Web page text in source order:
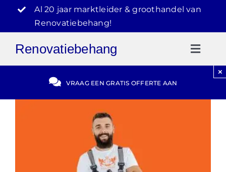
inhoud
Al 20 jaar marktleider & groothandel van
Renovatiebehang!
Renovatiebehang
Gratis Offerte
VRAAG EEN GRATIS OFFERTE AAN
×